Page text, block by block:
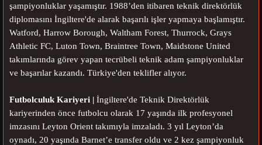
şampiyonluklar yaşamıştır. 1988’den itibaren teknik direktörlük
diplomasını İngiltere'de alarak başarılı işler yapmaya başlamıştır.
Watford, Harrow Borough, Waltham Forest, Thurrock, Grays
Athletic FC, Luton Town, Braintree Town, Maidstone United
takımlarında görev yapan tecrübeli teknik adam şampiyonluklar
ve başarılar kazandı. Türkiye'den teklifler alıyor.
Futbolculuk Kariyeri | İngiltere'de Teknik Direktörlük
kariyerinden önce futbolcu olarak 17 yaşında ilk profesyonel
imzasını Leyton Orient takımıyla imzaladı. 3 yıl Leyton’da
oynadı, 20 yaşında Barnet’e transfer oldu ve 2 kez şampiyonluk